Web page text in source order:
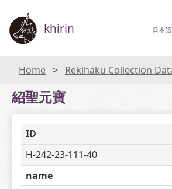
khirin 日本語
Home Rekihaku Collection Database (Collections Database of the
紹聖元寶
ID
H-242-23-111-40
name